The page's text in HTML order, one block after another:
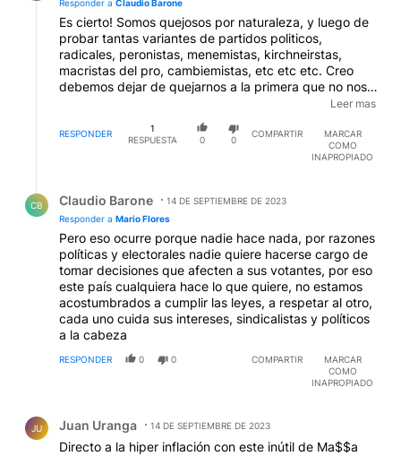
Responder a Claudio Barone
Es cierto! Somos quejosos por naturaleza, y luego de
probar tantas variantes de partidos politicos,
radicales, peronistas, menemistas, kirchneirstas,
macristas del pro, cambiemistas, etc etc etc. Creo
debemos dejar de quejarnos a la primera que no nos
gusta algo y empezar a confiar un poco mas y dejarlo
al que gobierna hacer las cosas... SOMOS 0
DEMOCRATICOS! porque cuando la mayoria elige un
candidato, en vez que la minoria acompañe hacer re
tanta queja y reclamo y corte de ruta que ya se volvio
costumbre toparse con uno perdiendo asi su
efectividad... es decir, SIRVEN PARA NADA!
Leer mas
RESPONDER
1
RESPUESTA
0 0
COMPARTIR
MARCAR
COMO
INAPROPIADO
CB Claudio Barone
14 DE SEPTIEMBRE DE 2023
Responder a Mario Flores
Pero eso ocurre porque nadie hace nada, por razones
políticas y electorales nadie quiere hacerse cargo de
tomar decisiones que afecten a sus votantes, por eso
este país cualquiera hace lo que quiere, no estamos
acostumbrados a cumplir las leyes, a respetar al otro,
cada uno cuida sus intereses, sindicalistas y políticos
a la cabeza
RESPONDER 0 0 COMPARTIR
MARCAR
COMO
INAPROPIADO
JU Juan Uranga 14 DE SEPTIEMBRE DE 2023
Directo a la hiper inflación con este inútil de Ma$$a